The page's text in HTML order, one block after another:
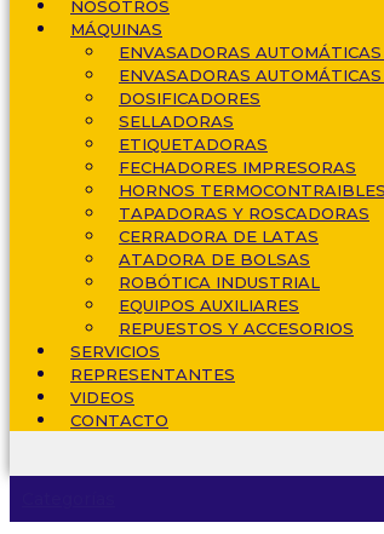
NOSOTROS
MÁQUINAS
ENVASADORAS
ENVASADORAS
DOSIFICADORES
SELLADORAS
ETIQUETADORAS
FECHADORES IMPRESORAS
HORNOS TERMOCONTRAIBLES
TAPADORAS Y ROSCADORAS
CERRADORA DE LATAS
ATADORA DE BOLSAS
ROBÓTICA INDUSTRIAL
EQUIPOS AUXILIARES
REPUESTOS Y ACCESORIOS
SERVICIOS
REPRESENTANTES
VIDEOS
CONTACTO